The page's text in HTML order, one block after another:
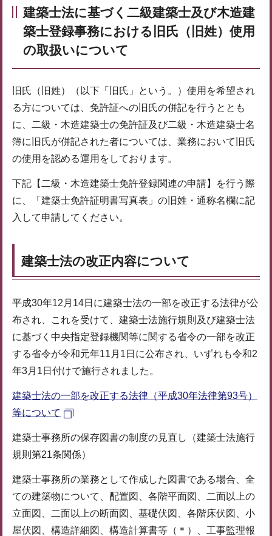
建築士法に基づく二級建築士及び木造建
築士登録事務における旧氏（旧姓）使用
の取扱いについて
旧氏（旧姓）（以下「旧氏」という。）使用を希望され
る方については、免許証への旧氏の併記を行うととも
に、二級・木造建築士の免許証及び二級・木造建築士名
簿に旧氏が併記された者については、業務において旧氏
の使用を認める運用をしております。
下記【二級・木造建築士免許登録関連の申請】を行う際
に、「建築士免許証明書写真表」の旧姓・通称名欄に記
入して申請してください。
建築士法の改正内容について
平成30年12月14日に建築士法の一部を改正する法律が公
布され、これを受けて、建築士法施行規則及び建築士法
に基づく中央指定登録機関等に関する省令の一部を改正
する省令が令和元年11月1日に公布され、いずれも令和2
年3月1日付けで施行されました。
建築士法の一部を改正する法律（平成30年法律第93号）
等について
建築士事務所の保存図書の制度の見直し（建築士法施行
規則第21条関係）
建築士事務所の業務として作成した図書である場合、全
ての建築物について、配置図、各階平面図、二面以上の
立面図、二面以上の断面図、基礎伏図、各階床伏図、小
屋伏図、構造詳細図、構造計算書等（＊）、工事監理報